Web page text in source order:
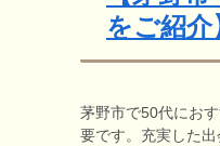
をご紹介
茅野市で50代にお
要です。充実した